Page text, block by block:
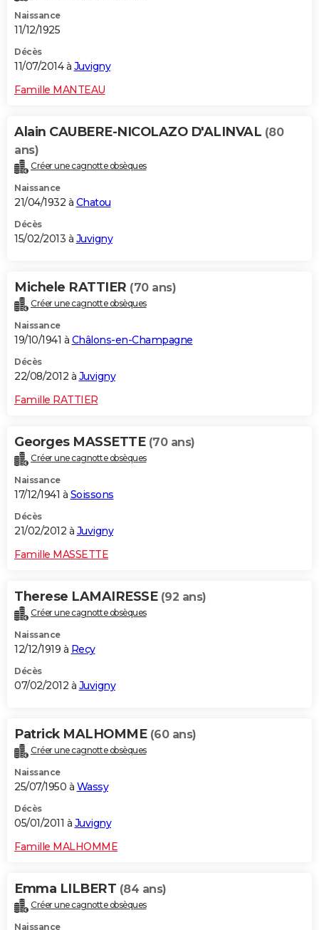
Naissance
11/12/1925
Décès
11/07/2014 à Juvigny
Famille MANTEAU
Alain CAUBERE-NICOLAZO D'ALINVAL (80
ans)
Créer une cagnotte obsèques
Naissance
21/04/1932 à Chatou
Décès
15/02/2013 à Juvigny
Michele RATTIER (70 ans)
Créer une cagnotte obsèques
Naissance
19/10/1941 à Châlons-en-Champagne
Décès
22/08/2012 à Juvigny
Famille RATTIER
Georges MASSETTE (70 ans)
Créer une cagnotte obsèques
Naissance
17/12/1941 à Soissons
Décès
21/02/2012 à Juvigny
Famille MASSETTE
Therese LAMAIRESSE (92 ans)
Créer une cagnotte obsèques
Naissance
12/12/1919 à Recy
Décès
07/02/2012 à Juvigny
Patrick MALHOMME (60 ans)
Créer une cagnotte obsèques
Naissance
25/07/1950 à Wassy
Décès
05/01/2011 à Juvigny
Famille MALHOMME
Emma LILBERT (84 ans)
Créer une cagnotte obsèques
Naissance